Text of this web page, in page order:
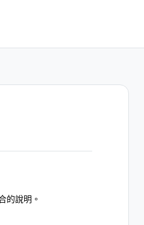
的說明。